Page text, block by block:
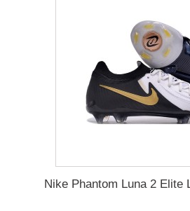
Nike Phantom Luna 2 Elite